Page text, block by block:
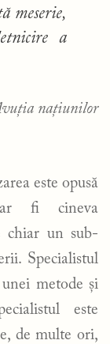
meserie,
a
națiunilor
este opusă
ar fi cineva
chiar un sub-
Specialistul
metode și
este
de multe ori,